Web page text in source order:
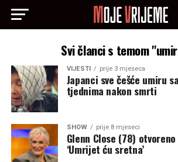
Svi članci s temom
VIJESTI prije 3 mjeseca
Japanci sve češće umiru
tjednima nakon smrti
SHOW prije 8 mjeseci
Glenn Close (78)
‘Umrijet ću sretna’